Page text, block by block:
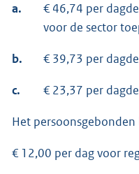
a.
€ 46,74 per
voor de sector
b. € 39,73 per
c. € 23,37 per
Het
€ 12,00 per dag voor